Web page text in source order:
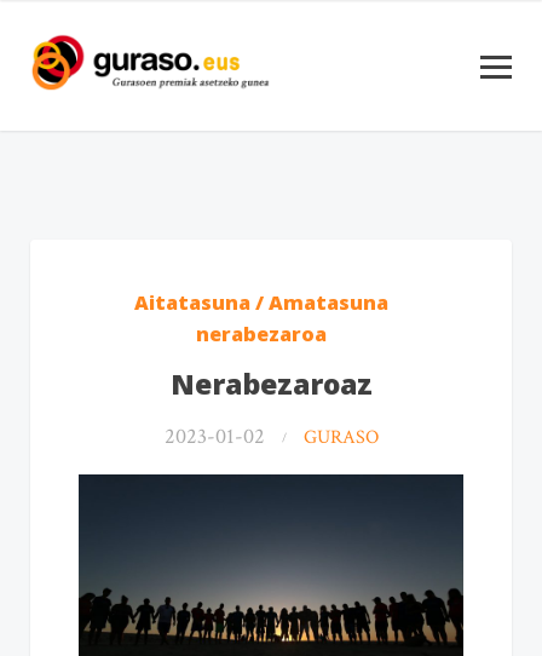
Aitatasuna / Amatasuna
nerabezaroa
Nerabezaroaz
2023-01-02 GURASO